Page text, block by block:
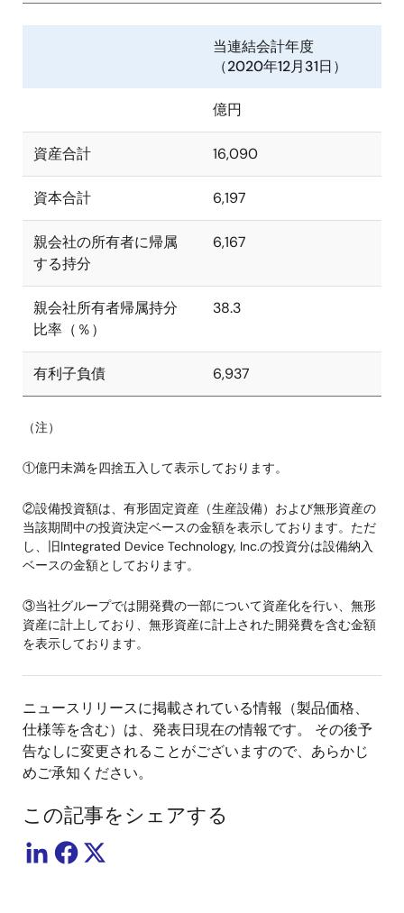
当連結会計年度
（2020年12月31日）
億円
資産合計 16,090
資本合計 6,197
親会社の所有者に帰属
する持分
6,167
親会社所有者帰属持分
比率（％）
38.3
有利子負債 6,937
（注）
①億円未満を四捨五入して表示しております。
②設備投資額は、有形固定資産（生産設備）および無形資産の
当該期間中の投資決定ベースの金額を表示しております。ただ
し、旧Integrated Device Technology, Inc.の投資分は設備納入
ベースの金額としております。
③当社グループでは開発費の一部について資産化を行い、無形
資産に計上しており、無形資産に計上された開発費を含む金額
を表示しております。
ニュースリリースに掲載されている情報（製品価格、
仕様等を含む）は、発表日現在の情報です。 その後予
告なしに変更されることがございますので、あらかじ
めご承知ください。
この記事をシェアする